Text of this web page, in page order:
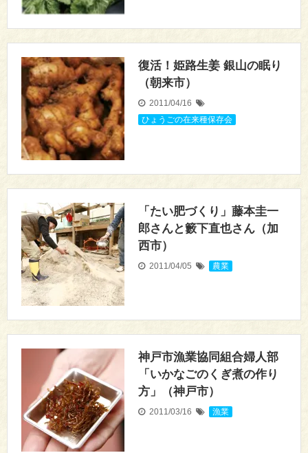
復活！姫路生姜 銀山の眠り
（朝来市）
2011/04/16
ひょうごの在来種保存会
「たい肥づくり」藤本圭一
郎さんと籔下直也さん（加
西市）
2011/04/05 農業
神戸市漁業協同組合婦人部
「いかなごのくぎ煮の作り
方」（神戸市）
2011/03/16 漁業